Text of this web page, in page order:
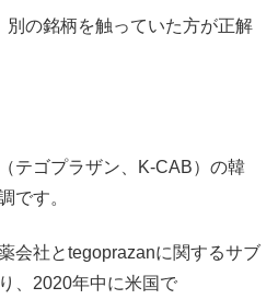
の銘柄を触っていた方が正解
テゴプラザン、K-CAB）の韓
です。
会社とtegoprazanに関するサブ
、2020年中に米国で